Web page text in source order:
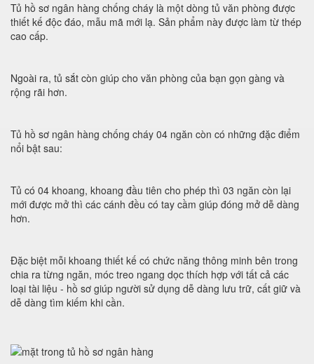
Tủ hồ sơ ngân hàng chống cháy là một dòng tủ văn phòng được
thiết kế độc đáo, mẫu mã mới lạ. Sản phẩm này được làm từ thép
cao cấp.
Ngoài ra, tủ sắt còn giúp cho văn phòng của bạn gọn gàng và
rộng rãi hơn.
Tủ hồ sơ ngân hàng chống cháy 04 ngăn còn có những đặc điểm
nổi bật sau:
Tủ có 04 khoang, khoang đầu tiên cho phép thì 03 ngăn còn lại
mới được mở thì các cánh đều có tay cầm giúp đóng mở dễ dàng
hơn.
Đặc biệt mỗi khoang thiết kế có chức năng thông minh bên trong
chia ra từng ngăn, móc treo ngang dọc thích hợp với tất cả các
loại tài liệu - hồ sơ giúp người sử dụng dễ dàng lưu trữ, cất giữ và
dễ dàng tìm kiếm khi cần.